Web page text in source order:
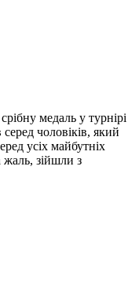
медаль у турнірі
чоловіків, який
усіх майбутніх
жаль, зійшли з